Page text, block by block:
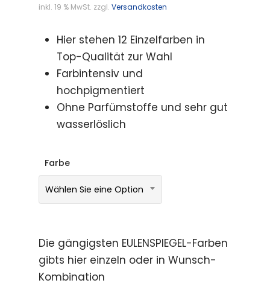
inkl. 19 % MwSt. zzgl. Versandkosten
Hier stehen 12 Einzelfarben in
Top-Qualität zur Wahl
Farbintensiv und
hochpigmentiert
Ohne Parfümstoffe und sehr gut
wasserlöslich
Farbe
Wählen Sie eine Option
Die gängigsten EULENSPIEGEL-Farben
gibts hier einzeln oder in Wunsch-
Kombination